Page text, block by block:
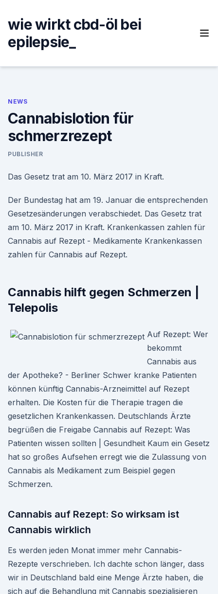
content
wie wirkt cbd-öl bei
epilepsie_
NEWS
Cannabislotion für
schmerzrezept
PUBLISHER
Das Gesetz trat am 10. März 2017 in Kraft.
Der Bundestag hat am 19. Januar die entsprechenden
Gesetzesänderungen verabschiedet. Das Gesetz trat
am 10. März 2017 in Kraft. Krankenkassen zahlen für
Cannabis auf Rezept - Medikamente Krankenkassen
zahlen für Cannabis auf Rezept.
Cannabis hilft gegen Schmerzen |
Telepolis
Auf Rezept: Wer
bekommt
Cannabis aus
der Apotheke? - Berliner Schwer kranke Patienten
können künftig Cannabis-Arzneimittel auf Rezept
erhalten. Die Kosten für die Therapie tragen die
gesetzlichen Krankenkassen. Deutschlands Ärzte
begrüßen die Freigabe Cannabis auf Rezept: Was
Patienten wissen sollten | Gesundheit Kaum ein Gesetz
hat so großes Aufsehen erregt wie die Zulassung von
Cannabis als Medikament zum Beispiel gegen
Schmerzen.
Cannabis auf Rezept: So wirksam ist
Cannabis wirklich
Es werden jeden Monat immer mehr Cannabis-
Rezepte verschrieben. Ich dachte schon länger, dass
wir in Deutschland bald eine Menge Ärzte haben, die
sich auf die Behandlung mit Cannabis spezialisieren